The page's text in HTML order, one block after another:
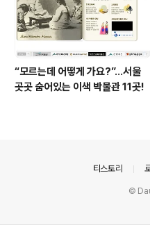
“모르는데 어떻게 가요?”...서울
곳곳 숨어있는 이색 박물관 11곳!
티스토리
©